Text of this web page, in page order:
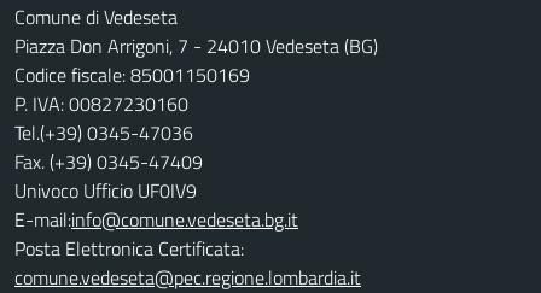
Comune di Vedeseta
Piazza Don Arrigoni, 7 - 24010 Vedeseta (BG)
Codice fiscale: 85001150169
P. IVA: 00827230160
Tel.(+39) 0345-47036
Fax. (+39) 0345-47409
Univoco Ufficio UF0IV9
E-mail:info@comune.vedeseta.bg.it
Posta Elettronica Certificata:
comune.vedeseta@pec.regione.lombardia.it